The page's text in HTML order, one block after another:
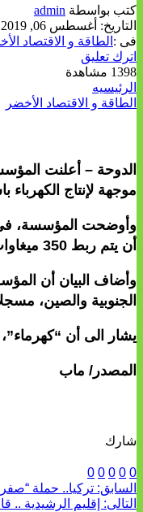
كتب بواسطة admin
التاريخ: أغسطس 06, 2019
فى : الطاقة و الاقتصاد
اترك تعليق
1398 مشاهدة
الرئيسيه
الطاقة و الاقتصاد الأخضر
الدوحة – أعلنت
موجهة لإنتاج
أن يتم ربط 350 ميغاوات مع الشبكة في الربع الأول من عام 2021، ويبدأ التشغيل التجاري في الربع الأول من 2022.
الجنوبية والصين، مسجلا أنه تم طرح المشروع بآلية
يشار الى أن “كهرماء”،
المصدر/ ماب
شارك
0
0
0
0
0
السابق: تركيا.. حملة
التالى: إقليم الرشيدية ..